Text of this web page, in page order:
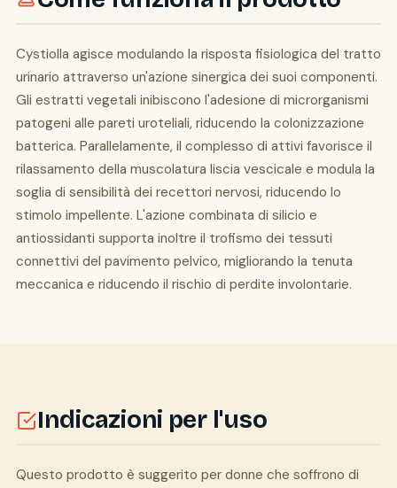
Cystiolla agisce modulando la risposta fisiologica del tratto
urinario attraverso un'azione sinergica dei suoi componenti.
Gli estratti vegetali inibiscono l'adesione di microrganismi
patogeni alle pareti uroteliali, riducendo la colonizzazione
batterica. Parallelamente, il complesso di attivi favorisce il
rilassamento della muscolatura liscia vescicale e modula la
soglia di sensibilità dei recettori nervosi, riducendo lo
stimolo impellente. L'azione combinata di silicio e
antiossidanti supporta inoltre il trofismo dei tessuti
connettivi del pavimento pelvico, migliorando la tenuta
meccanica e riducendo il rischio di perdite involontarie.
Indicazioni per l'uso
Questo prodotto è suggerito per donne che soffrono di